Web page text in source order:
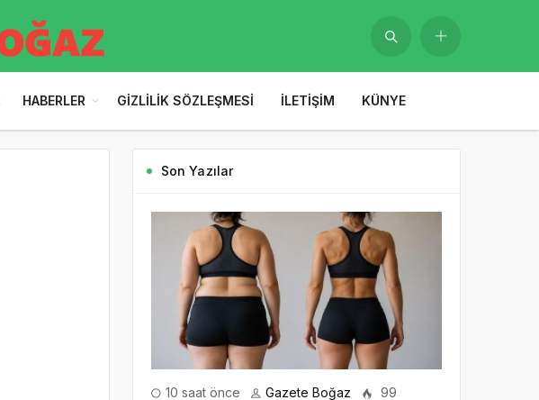
HABERLER GIZLILIK SÖZLEŞMESI İLETIŞIM KÜNYE
Son Yazılar
10 saat önce Gazete Boğaz 99